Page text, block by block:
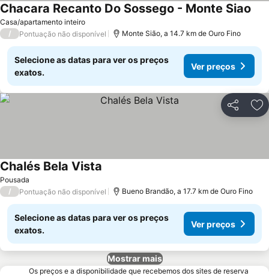
Casa/apartamento inteiro
Chacara Recanto Do Sossego - Monte Siao
/ Pontuação não disponível Monte Sião, a 14.7 km de Ouro Fino
Selecione as datas para ver os preços
exatos.
Ver preços
Partilhar
Pousada
Chalés Bela Vista
/ Pontuação não disponível Bueno Brandão, a 17.7 km de Ouro Fino
Selecione as datas para ver os preços
exatos.
Ver preços
Mostrar mais
Os preços e a disponibilidade que recebemos dos sites de reserva